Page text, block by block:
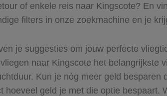
of enkele reis naar Kingscote? En
filters in onze zoekmachine en je
je suggesties om jouw perfecte
naar Kingscote het
Kun je nóg meer geld
hoeveel geld je met die optie